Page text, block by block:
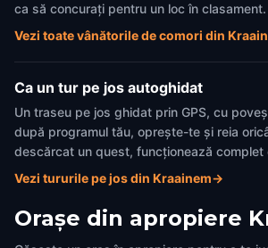
ca să concurați pentru un loc în clasament.
Vezi toate vânătorile de comori din
Ca un tur pe jos autoghidat
Un traseu pe jos ghidat prin GPS, cu
după programul tău, oprește-te și reia
descărcat un quest, funcționează complet
Vezi tururile pe jos din Kraainem→
Orașe din apropiere